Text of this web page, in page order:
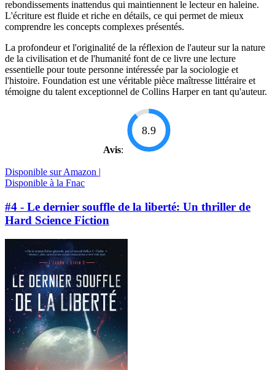
rebondissements inattendus qui maintiennent le lecteur en haleine.
L'écriture est fluide et riche en détails, ce qui permet de mieux
comprendre les concepts complexes présentés.
La profondeur et l'originalité de la réflexion de l'auteur sur la nature
de la civilisation et de l'humanité font de ce livre une lecture
essentielle pour toute personne intéressée par la sociologie et
l'histoire. Foundation est une véritable pièce maîtresse littéraire et
témoigne du talent exceptionnel de Collins Harper en tant qu'auteur.
Avis:
8.9
Disponible sur Amazon |
Disponible à la Fnac
#4 - Le dernier souffle de la liberté: Un thriller de
Hard Science Fiction